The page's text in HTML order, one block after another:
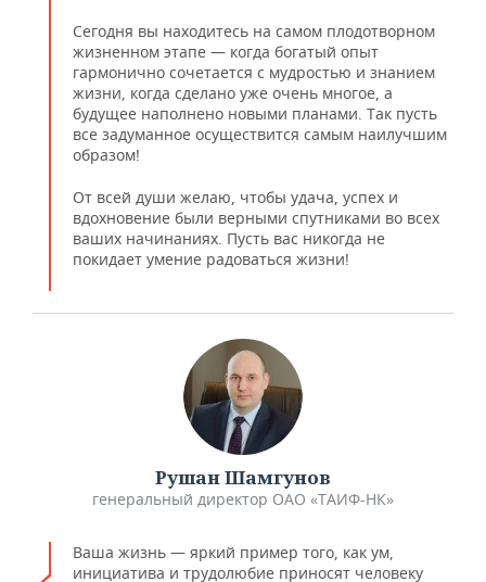
Сегодня вы находитесь на самом плодотворном
жизненном этапе — когда богатый опыт
гармонично сочетается с мудростью и знанием
жизни, когда сделано уже очень многое, а
будущее наполнено новыми планами. Так пусть
все задуманное осуществится самым наилучшим
образом!
От всей души желаю, чтобы удача, успех и
вдохновение были верными спутниками во всех
ваших начинаниях. Пусть вас никогда не
покидает умение радоваться жизни!
Рушан Шамгунов
генеральный директор ОАО «ТАИФ-НК»
Ваша жизнь — яркий пример того, как ум,
инициатива и трудолюбие приносят человеку